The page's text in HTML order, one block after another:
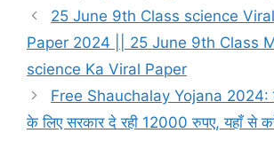
25 June 9th Class science
Paper 2024 || 25 June 9th Class
science Ka Viral Paper
Free Shauchalay Yojana 2024:
के लिए सरकार दे रही 12000 रुपए, यहाँ से